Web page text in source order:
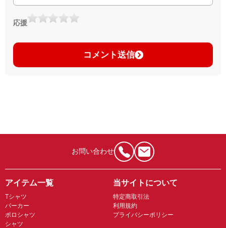
応援
コメント送信
お問い合わせ
アイテム一覧
Tシャツ
パーカー
ポロシャツ
シャツ
当サイトについて
特定商取引法
利用規約
プライバシーポリシー